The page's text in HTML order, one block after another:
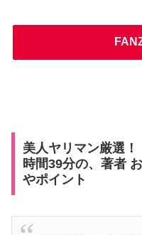
美人ヤリマン厳選
時間39分の、著者
やポイント